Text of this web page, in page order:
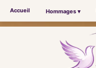
Accueil Hommages ▾